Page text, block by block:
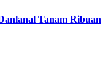
Tanam Ribuan